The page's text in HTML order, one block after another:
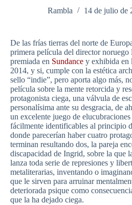
Rambla 14 de julio de
De las frías tierras del norte de
primera película del director noruego
premiada en Sundance y exhibida en
2014, y si, cumple con la estética
sello “indie”, pero aporta algo más,
película sobre la mente retorcida y
protagonista ciega, una válvula de
personalísima ante su desgracia, de
un excelente juego de
fácilmente identificables al principio
donde parecerían haber cuatro
terminan resultando dos, la pareja
discapacidad de Ingrid, sobre la que
lanza toda serie de represiones y
metaliterarias, inventando o
que le sirven para arruinar
deteriorada psique como
que la ha dejado ciega.